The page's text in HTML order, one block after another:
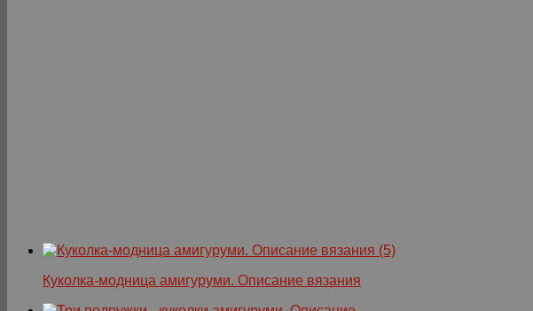
Куколка-модница амигуруми. Описание вязания